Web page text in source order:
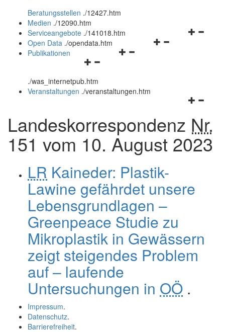
und
schließen
Beratungsstellen ./12427.htm
Medien ./12090.htm
Navigationsmenü
Serviceangebote ./141018.htm
Navigationsmenü
Open Data ./opendata.htm
Navigationsmenü
und
schließen
Publikationen
./was_internetpub.htm
und
schließen
Veranstaltungen ./veranstaltungen.htm
Landeskorrespondenz Nr.
151 vom 10. August 2023
LR Kaineder: Plastik-
Lawine gefährdet unsere
Lebensgrundlagen –
Greenpeace Studie zu
Mikroplastik in Gewässern
zeigt steigendes Problem
auf – laufende
Untersuchungen in OÖ .
Impressum.
Datenschutz.
Barrierefreiheit.